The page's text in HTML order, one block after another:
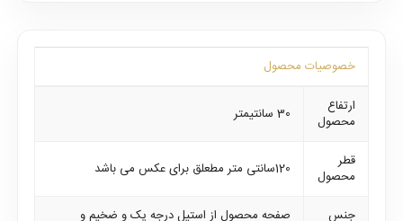
خصوصیات محصول
ارتفاع
محصول
30 سانتیمتر
قطر
محصول
120سانتی متر مطعلق برای عکس می باشد
جنس
صفحه محصول از استیل درجه یک و ضخیم و